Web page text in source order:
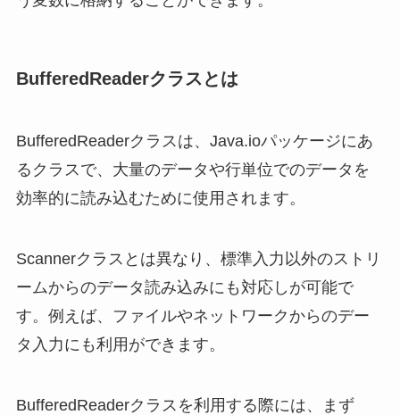
BufferedReaderクラスとは
BufferedReaderクラスは、Java.ioパッケージにあ
るクラスで、大量のデータや行単位でのデータを
効率的に読み込むために使用されます。
Scannerクラスとは異なり、標準入力以外のストリ
ームからのデータ読み込みにも対応しが可能で
す。例えば、ファイルやネットワークからのデー
タ入力にも利用ができます。
BufferedReaderクラスを利用する際には、まず